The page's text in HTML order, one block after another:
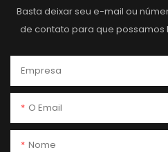
Basta deixar seu e-mail ou
de contato para que possamos
Empresa
O Email
Nome